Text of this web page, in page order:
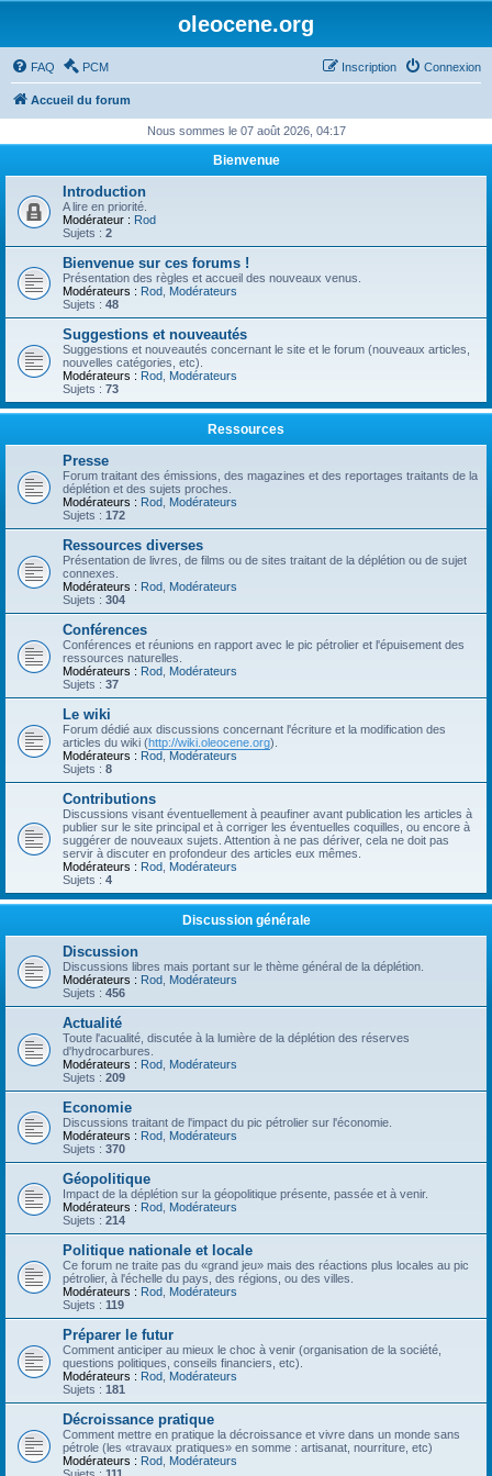
oleocene.org
FAQ PCM Connexion
Inscription
Accueil du forum
Nous sommes le 07 août 2026, 04:17
Bienvenue
Introduction
A lire en priorité.
Modérateur : Rod
Sujets : 2
Bienvenue sur ces forums !
Présentation des règles et accueil des nouveaux venus.
Modérateurs : Rod Modérateurs
Sujets : 48
Suggestions et nouveautés
Suggestions et nouveautés concernant le site et le forum (nouveaux articles,
nouvelles catégories, etc).
Modérateurs : Rod Modérateurs
Sujets : 73
Ressources
Presse
Forum traitant des émissions, des magazines et des reportages traitants de la
déplétion et des sujets proches.
Modérateurs : Rod Modérateurs
Sujets : 172
Ressources diverses
Présentation de livres, de films ou de sites traitant de la déplétion ou de sujet
connexes.
Modérateurs : Rod Modérateurs
Sujets : 304
Conférences
Conférences et réunions en rapport avec le pic pétrolier et l'épuisement des
ressources naturelles.
Modérateurs : Rod Modérateurs
Sujets : 37
Le wiki
Forum dédié aux discussions concernant l'écriture et la modification des
articles du wiki (http://wiki.oleocene.org).
Modérateurs : Rod Modérateurs
Sujets : 8
Contributions
Discussions visant éventuellement à peaufiner avant publication les articles à
publier sur le site principal et à corriger les éventuelles coquilles, ou encore à
suggérer de nouveaux sujets. Attention à ne pas dériver, cela ne doit pas
servir à discuter en profondeur des articles eux mêmes.
Modérateurs : Rod Modérateurs
Sujets : 4
Discussion générale
Discussion
Discussions libres mais portant sur le thème général de la déplétion.
Modérateurs : Rod Modérateurs
Sujets : 456
Actualité
Toute l'acualité, discutée à la lumière de la déplétion des réserves
d'hydrocarbures.
Modérateurs : Rod Modérateurs
Sujets : 209
Economie
Discussions traitant de l'impact du pic pétrolier sur l'économie.
Modérateurs : Rod Modérateurs
Sujets : 370
Géopolitique
Impact de la déplétion sur la géopolitique présente, passée et à venir.
Modérateurs : Rod Modérateurs
Sujets : 214
Politique nationale et locale
Ce forum ne traite pas du «grand jeu» mais des réactions plus locales au pic
pétrolier, à l'échelle du pays, des régions, ou des villes.
Modérateurs : Rod Modérateurs
Sujets : 119
Préparer le futur
Comment anticiper au mieux le choc à venir (organisation de la société,
questions politiques, conseils financiers, etc).
Modérateurs : Rod Modérateurs
Sujets : 181
Décroissance pratique
Comment mettre en pratique la décroissance et vivre dans un monde sans
pétrole (les «travaux pratiques» en somme : artisanat, nourriture, etc)
Modérateurs : Rod Modérateurs